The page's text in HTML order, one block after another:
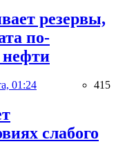
резервы,
по-
нефти
01:24 415
слабого